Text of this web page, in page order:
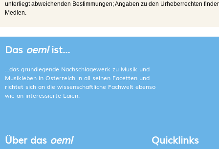
unterliegt abweichenden Bestimmungen; Angaben zu den Urheberrechten
Medien.
Das oemlist...
...das grundlegende Nachschlagewerk zu Musik und
Musikleben in Österreich in all seinen Facetten und
richtet sich an die wissenschaftliche Fachwelt ebenso
wie an interessierte Laien.
Über das oeml Quicklinks